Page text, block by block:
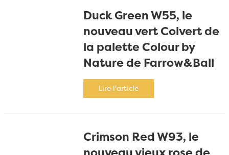
Duck Green W55, le
nouveau vert Colvert de
la palette Colour by
Nature de Farrow&Ball
Lire l'article
Crimson Red W93, le